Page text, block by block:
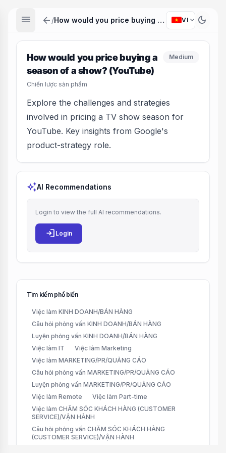
menu arrow_back / How would you price buying a season of a show? (YouTube) VI expand_more dark_mode
How would you price buying a
season of a show? (YouTube)
Chiến lược sản phẩm
Medium
Explore the challenges and strategies
involved in pricing a TV show season for
YouTube. Key insights from Google's
product-strategy role.
auto_awesomeAI Recommendations
Login to view the full AI recommendations.
login Login
Tìm kiếm phổ biến
Việc làm KINH DOANH/BÁN HÀNG
Câu hỏi phỏng vấn KINH DOANH/BÁN HÀNG
Luyện phỏng vấn KINH DOANH/BÁN HÀNG
Việc làm IT
Việc làm Marketing
Việc làm MARKETING/PR/QUẢNG CÁO
Câu hỏi phỏng vấn MARKETING/PR/QUẢNG CÁO
Luyện phỏng vấn MARKETING/PR/QUẢNG CÁO
Việc làm Remote
Việc làm Part-time
Việc làm CHĂM SÓC KHÁCH HÀNG (CUSTOMER
SERVICE)/VẬN HÀNH
Câu hỏi phỏng vấn CHĂM SÓC KHÁCH HÀNG
(CUSTOMER SERVICE)/VẬN HÀNH